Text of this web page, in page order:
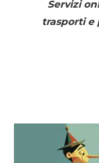
Servizi
trasporti e